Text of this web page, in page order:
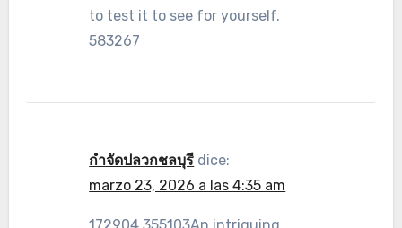
to test it to see for yourself.
583267
กำจัดปลวกชลบุรี dice:
marzo 23, 2026 a las 4:35 am